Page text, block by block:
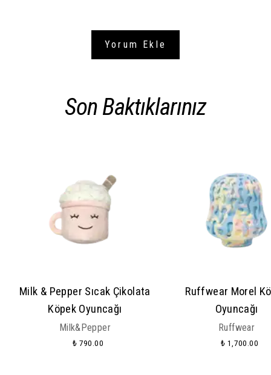
Yorum Ekle
Son Baktıklarınız
Milk & Pepper Sıcak Çikolata
Köpek Oyuncağı
Milk&Pepper
₺ 790.00
Ruffwear Morel
Oyuncağı
Ruffwear
₺ 1,700.00